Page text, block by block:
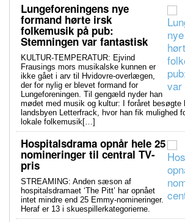
Lungeforeningens nye
formand hørte irsk
folkemusik på pub:
Stemningen var fantastisk
KULTUR-TEMPERATUR: Ejvind
Frausings mors musikalske kunnen er
ikke gået i arv til Hvidovre-overlægen,
der for nylig er blevet formand for
Lungeforeningen. Til gengæld nyder han
mødet med musik og kultur: I foråret besøgte
landsbyen Letterfrack, hvor han fik mulighed
lokale folkemusik[…]
Hospitalsdrama opnår hele 25
nomineringer til central TV-
pris
STREAMING: Anden sæson af
hospitalsdramaet ‘The Pitt’ har opnået
intet mindre end 25 Emmy-nomineringer.
Heraf er 13 i skuespillerkategorierne.